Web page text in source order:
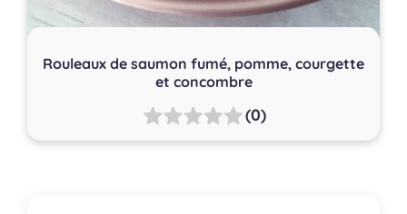
Rouleaux de saumon fumé, pomme, courgette
et concombre
(0)